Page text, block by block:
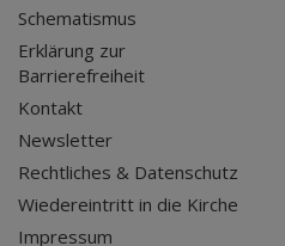
Schematismus
Erklärung zur
Barrierefreiheit
Kontakt
Newsletter
Rechtliches & Datenschutz
Wiedereintritt in die Kirche
Impressum